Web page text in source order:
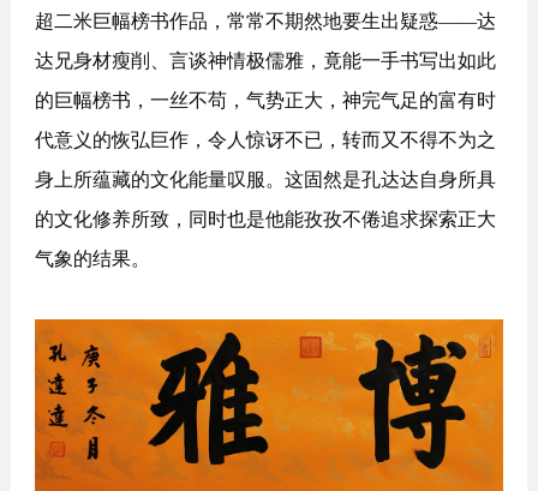
超二米巨幅榜书作品，常常不期然地要生出疑惑——达
达兄身材瘦削、言谈神情极儒雅，竟能一手书写出如此
的巨幅榜书，一丝不苟，气势正大，神完气足的富有时
代意义的恢弘巨作，令人惊讶不已，转而又不得不为之
身上所蕴藏的文化能量叹服。这固然是孔达达自身所具
的文化修养所致，同时也是他能孜孜不倦追求探索正大
气象的结果。